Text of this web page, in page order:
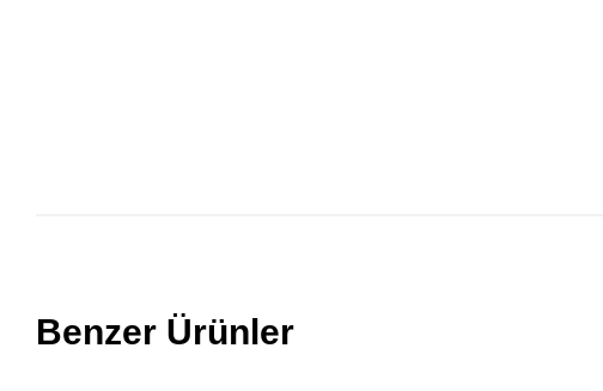
Benzer Ürünler